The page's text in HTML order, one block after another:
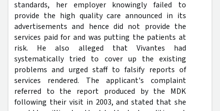
standards, her employer knowingly failed to
provide the high quality care announced in its
advertisements and hence did not provide the
services paid for and was putting the patients at
risk. He also alleged that Vivantes had
systematically tried to cover up the existing
problems and urged staff to falsify reports of
services rendered. The applicant's complaint
referred to the report produced by the MDK
following their visit in 2003, and stated that she